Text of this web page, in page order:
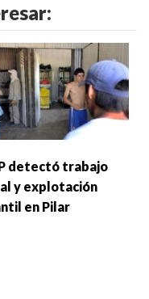
detectó trabajo
y explotación
en Pilar